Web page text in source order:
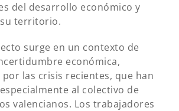
del desarrollo económico y
territorio.
surge en un contexto de
económica,
las crisis recientes, que han
al colectivo de
valencianos. Los trabajadores